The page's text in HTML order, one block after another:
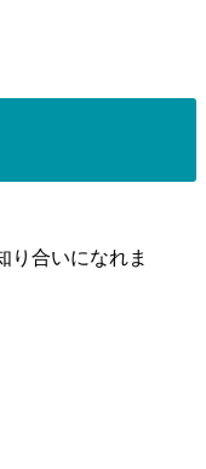
り合いになれま